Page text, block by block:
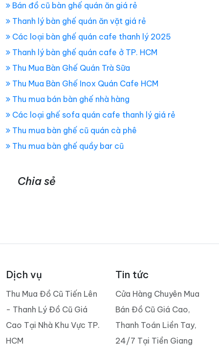
Bán đồ cũ bàn ghế quán ăn giá rẻ
Thanh lý bàn ghế quán ăn vặt giá rẻ
Các loại bàn ghế quán cafe thanh lý 2025
Thanh lý bàn ghế quán cafe ở TP. HCM
Thu Mua Bàn Ghế Quán Trà Sữa
Thu Mua Bàn Ghế Inox Quán Cafe HCM
Thu mua bán bàn ghế nhà hàng
Các loại ghế sofa quán cafe thanh lý giá rẻ
Thu mua bàn ghế cũ quán cà phê
Thu mua bàn ghế quầy bar cũ
Chia sẻ
Dịch vụ
Thu Mua Đồ Cũ Tiến Lên
- Thanh Lý Đồ Cũ Giá
Cao Tại Nhà Khu Vực TP.
HCM
Tin tức
Cửa Hàng Chuyên Mua
Bán Đồ Cũ Giá Cao,
Thanh Toán Liền Tay,
24/7 Tại Tiền Giang